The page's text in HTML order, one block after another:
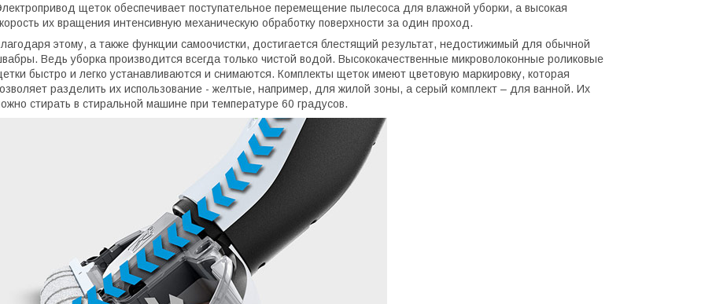
щеток обеспечивает поступательное перемещение пылесоса для влажной уборки, а высокая
их вращения интенсивную механическую обработку поверхности за один проход.
этому, а также функции самоочистки, достигается блестящий результат, недостижимый для обычной
Ведь уборка производится всегда только чистой водой. Высококачественные микроволоконные роликовые
быстро и легко устанавливаются и снимаются. Комплекты щеток имеют цветовую маркировку, которая
разделить их использование - желтые, например, для жилой зоны, а серый комплект – для ванной. Их
стирать в стиральной машине при температуре 60 градусов.